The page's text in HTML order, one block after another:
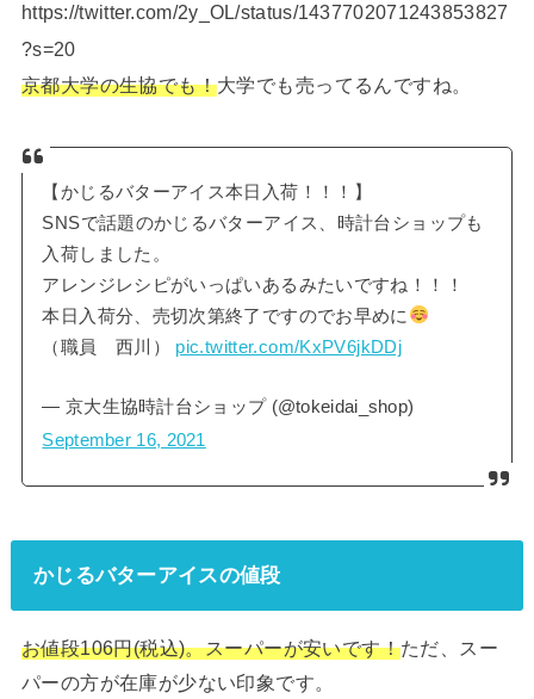
https://twitter.com/2y_OL/status/1437702071243853827
?s=20
京都大学の生協でも！大学でも売ってるんですね。
【かじるバターアイス本日入荷！！！】
SNSで話題のかじるバターアイス、時計台ショップも
入荷しました。
アレンジレシピがいっぱいあるみたいですね！！！
本日入荷分、売切次第終了ですのでお早めに
（職員 西川） pic.twitter.com/KxPV6jkDDj
— 京大生協時計台ショップ (@tokeidai_shop)
September 16, 2021
かじるバターアイスの値段
お値段106円(税込)。スーパーが安いです！ただ、スー
パーの方が在庫が少ない印象です。